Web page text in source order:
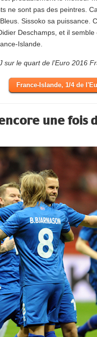
ne sont pas des peintres.
Sissoko sa puissance.
Deschamps, et il
Islande.
sur le quart de l’Euro 2016
France-Islande, 1/4 de
une fois